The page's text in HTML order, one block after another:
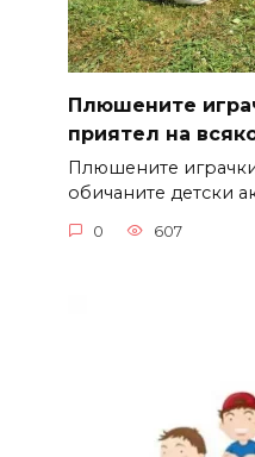
Плюшените
приятел на
Плюшените
обичаните детски
0 607